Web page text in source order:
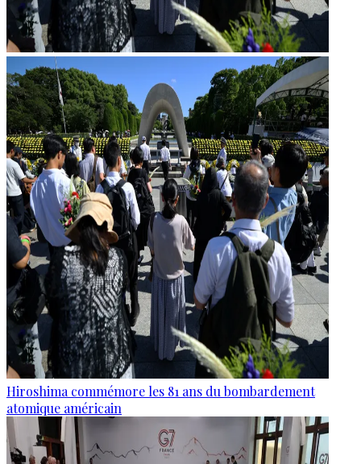
Hiroshima commémore les 81 ans du bombardement
atomique américain